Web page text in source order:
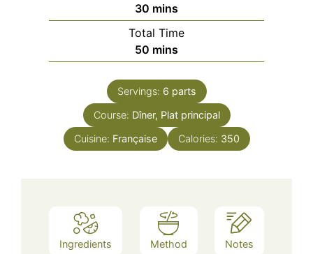
30 minutes
mins
Total Time
50 minutes
mins
Servings: 6 parts
Course: Dîner, Plat principal
Cuisine: Française Calories: 350
Ingredients Method Notes